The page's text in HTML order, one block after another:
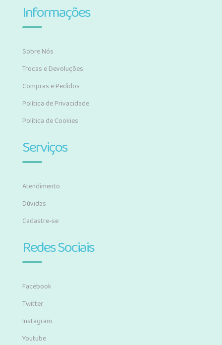
Informações
Sobre Nós
Trocas e Devoluções
Compras e Pedidos
Política de Privacidade
Política de Cookies
Serviços
Atendimento
Dúvidas
Cadastre-se
Redes Sociais
Facebook
Twitter
Instagram
Youtube